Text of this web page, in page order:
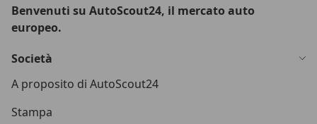
Benvenuti su AutoScout24, il mercato auto
europeo.
Società
A proposito di AutoScout24
Stampa